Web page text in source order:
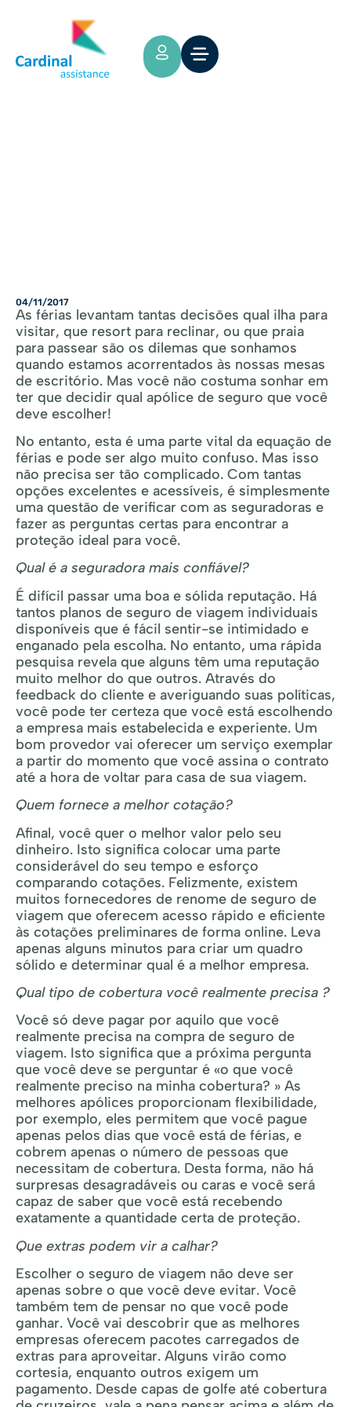
04/11/2017
As férias levantam tantas decisões qual ilha para
visitar, que resort para reclinar, ou que praia
para passear são os dilemas que sonhamos
quando estamos acorrentados às nossas mesas
de escritório. Mas você não costuma sonhar em
ter que decidir qual apólice de seguro que você
deve escolher!
No entanto, esta é uma parte vital da equação de
férias e pode ser algo muito confuso. Mas isso
não precisa ser tão complicado. Com tantas
opções excelentes e acessíveis, é simplesmente
uma questão de verificar com as seguradoras e
fazer as perguntas certas para encontrar a
proteção ideal para você.
Qual é a seguradora mais confiável?
É difícil passar uma boa e sólida reputação. Há
tantos planos de seguro de viagem individuais
disponíveis que é fácil sentir-se intimidado e
enganado pela escolha. No entanto, uma rápida
pesquisa revela que alguns têm uma reputação
muito melhor do que outros. Através do
feedback do cliente e averiguando suas políticas,
você pode ter certeza que você está escolhendo
a empresa mais estabelecida e experiente. Um
bom provedor vai oferecer um serviço exemplar
a partir do momento que você assina o contrato
até a hora de voltar para casa de sua viagem.
Quem fornece a melhor cotação?
Afinal, você quer o melhor valor pelo seu
dinheiro. Isto significa colocar uma parte
considerável do seu tempo e esforço
comparando cotações. Felizmente, existem
muitos fornecedores de renome de seguro de
viagem que oferecem acesso rápido e eficiente
às cotações preliminares de forma online. Leva
apenas alguns minutos para criar um quadro
sólido e determinar qual é a melhor empresa.
Qual tipo de cobertura você realmente precisa ?
Você só deve pagar por aquilo que você
realmente precisa na compra de seguro de
viagem. Isto significa que a próxima pergunta
que você deve se perguntar é «o que você
realmente preciso na minha cobertura? » As
melhores apólices proporcionam flexibilidade,
por exemplo, eles permitem que você pague
apenas pelos dias que você está de férias, e
cobrem apenas o número de pessoas que
necessitam de cobertura. Desta forma, não há
surpresas desagradáveis ou caras e você será
capaz de saber que você está recebendo
exatamente a quantidade certa de proteção.
Que extras podem vir a calhar?
Escolher o seguro de viagem não deve ser
apenas sobre o que você deve evitar. Você
também tem de pensar no que você pode
ganhar. Você vai descobrir que as melhores
empresas oferecem pacotes carregados de
extras para aproveitar. Alguns virão como
cortesia, enquanto outros exigem um
pagamento. Desde capas de golfe até cobertura